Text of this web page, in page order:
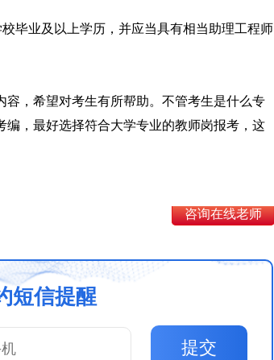
毕业及以上学历，并应当具有相当助理工程师
容，希望对考生有所帮助。不管考生是什么专
，最好选择符合大学专业的教师岗报考，这
咨询在线老师
短信提醒
提交